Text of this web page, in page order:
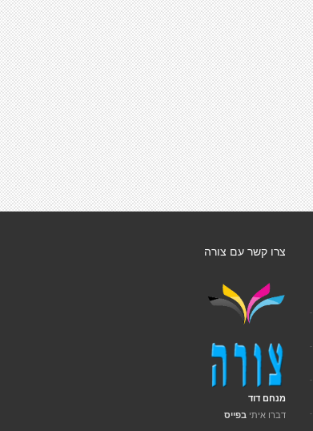
צרו קשר עם צורה
מנחם דוד
דברו איתי בפייס